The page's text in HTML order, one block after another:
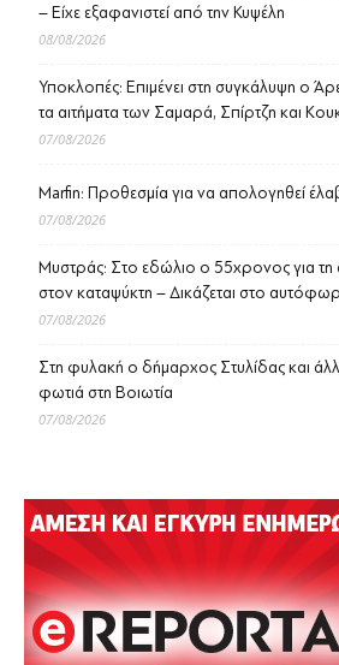
– Είχε εξαφανιστεί από την Κυψέλη
08/08/2026
Υποκλοπές: Επιμένει στη συγκάλυψη ο
τα αιτήματα των Σαμαρά, Σπίρτζη και
07/08/2026
Marfin: Προθεσμία για να απολογηθεί
07/08/2026
Μυστράς: Στο εδώλιο ο 55χρονος για
στον καταψύκτη – Δικάζεται στο
07/08/2026
Στη φυλακή ο δήμαρχος Στυλίδας και
φωτιά στη Βοιωτία
07/08/2026